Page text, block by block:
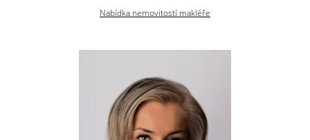
Nabídka nemovitostí makléře